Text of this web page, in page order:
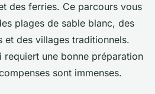
des ferries. Ce parcours vous
plages de sable blanc, des
et des villages traditionnels.
requiert une bonne préparation
sont immenses.